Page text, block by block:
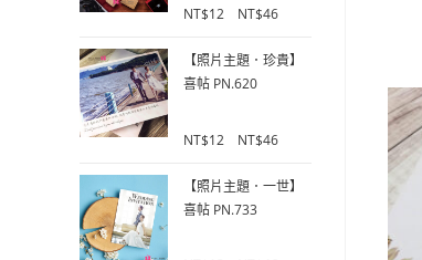
o
NT$12 NT$46
【照片主題．珍貴】
喜帖 PN.620
o
5
NT$12 NT$46
【照片主題．一世】
喜帖 PN.733